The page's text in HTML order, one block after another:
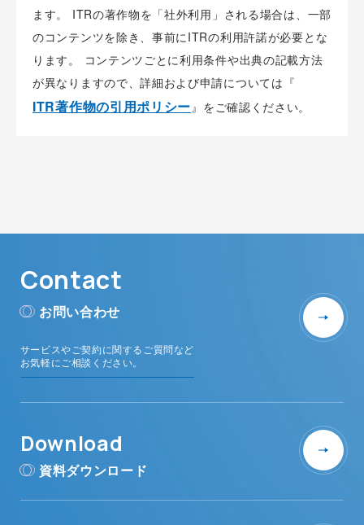
ます。 ITRの著作物を「社外利用」される場合は、一部
のコンテンツを除き、事前にITRの利用許諾が必要とな
ります。 コンテンツごとに利用条件や出典の記載方法
が異なりますので、詳細および申請については『
ITR著作物の引用ポリシー 』をご確認ください。
Contact
お問い合わせ
サービスやご契約に関するご質問など
お気軽にご相談ください。
Download
資料ダウンロード